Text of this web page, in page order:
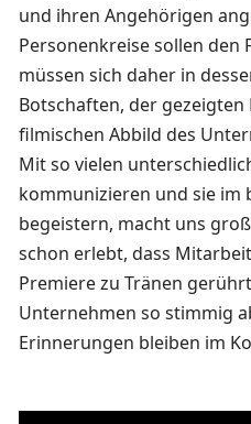
und ihren Angehörigen
Personenkreise sollen den
müssen sich daher in
Botschaften, der gezeigten
filmischen Abbild des
Mit so vielen
kommunizieren und sie im
begeistern, macht uns
schon erlebt, dass
Premiere zu Tränen
Unternehmen so stimmig
Erinnerungen bleiben im